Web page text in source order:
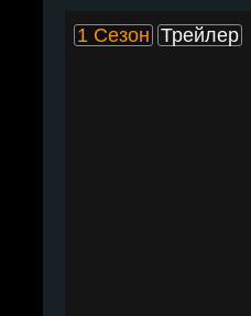
1 Сезон Трейлер